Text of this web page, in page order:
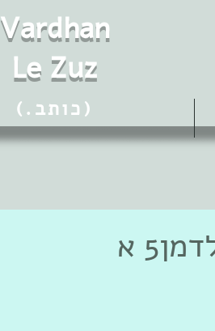
Vardhan
Le Zuz
(.כותב)
א